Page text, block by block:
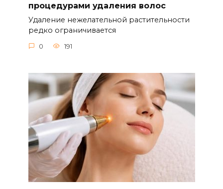
процедурами удаления волос
Удаление нежелательной растительности
редко ограничивается
0 191